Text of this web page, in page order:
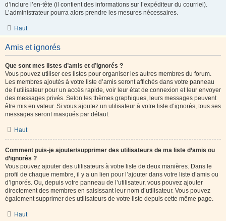
d’inclure l’en-tête (il contient des informations sur l’expéditeur du courriel).
L’administrateur pourra alors prendre les mesures nécessaires.
Haut
Amis et ignorés
Que sont mes listes d’amis et d’ignorés ?
Vous pouvez utiliser ces listes pour organiser les autres membres du forum.
Les membres ajoutés à votre liste d’amis seront affichés dans votre panneau
de l’utilisateur pour un accès rapide, voir leur état de connexion et leur envoyer
des messages privés. Selon les thèmes graphiques, leurs messages peuvent
être mis en valeur. Si vous ajoutez un utilisateur à votre liste d’ignorés, tous ses
messages seront masqués par défaut.
Haut
Comment puis-je ajouter/supprimer des utilisateurs de ma liste d’amis ou
d’ignorés ?
Vous pouvez ajouter des utilisateurs à votre liste de deux manières. Dans le
profil de chaque membre, il y a un lien pour l’ajouter dans votre liste d’amis ou
d’ignorés. Ou, depuis votre panneau de l’utilisateur, vous pouvez ajouter
directement des membres en saisissant leur nom d’utilisateur. Vous pouvez
également supprimer des utilisateurs de votre liste depuis cette même page.
Haut